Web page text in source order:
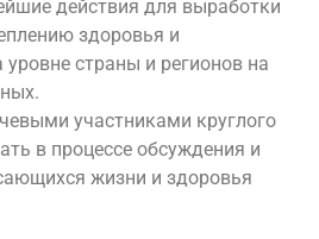
действия для выработки
здоровья и
уровне страны и регионов на
участниками круглого
в процессе обсуждения и
жизни и здоровья